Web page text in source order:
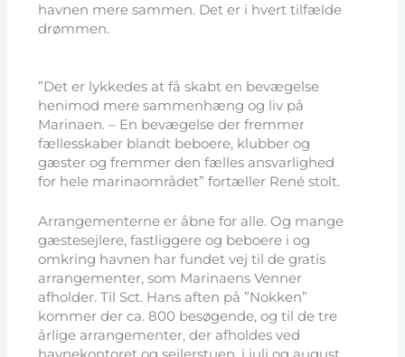
havnen mere sammen. Det er i hvert tilfælde
drømmen.
”Det er lykkedes at få skabt en bevægelse
henimod mere sammenhæng og liv på
Marinaen. – En bevægelse der fremmer
fællesskaber blandt beboere, klubber og
gæster og fremmer den fælles ansvarlighed
for hele marinaområdet” fortæller René stolt.
Arrangementerne er åbne for alle. Og mange
gæstesejlere, fastliggere og beboere i og
omkring havnen har fundet vej til de gratis
arrangementer, som Marinaens Venner
afholder. Til Sct. Hans aften på ”Nokken”
kommer der ca. 800 besøgende, og til de tre
årlige arrangementer, der afholdes ved